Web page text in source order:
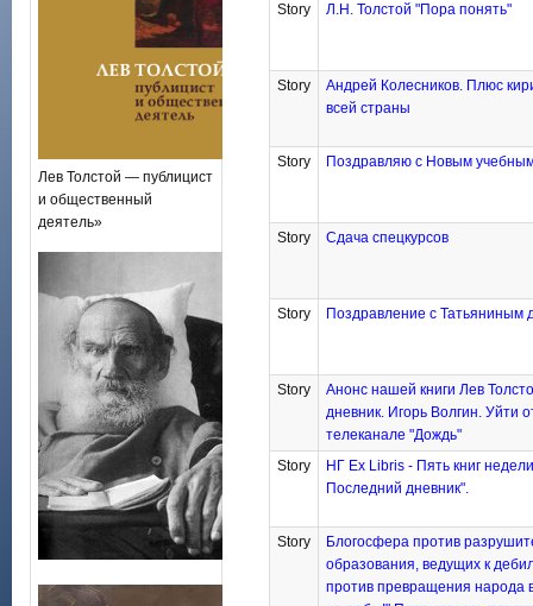
Лев Толстой — публицист
и общественный
деятель»
Story Л.Н. Толстой "Пора понять"
Story
Андрей Колесников. Плюс
всей страны
Story Поздравляю с Новым
Story Сдача спецкурсов
Story Поздравление с Татьяниным
Story
Анонс нашей книги Лев
дневник. Игорь Волгин. Уйти
телеканале "Дождь"
Story
НГ Ex Libris - Пять книг
Последний дневник".
Story
Блогосфера против
образования, ведущих к
против превращения народа